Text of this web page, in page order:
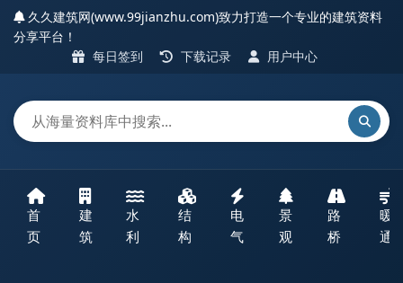
久久建筑网(www.99jianzhu.com)致力打造一个专业的建筑资料
分享平台！
每日签到
下载记录 用户中心
首
页
建
筑
水
利
结
构
电
气
景
观
路
桥
暖
通